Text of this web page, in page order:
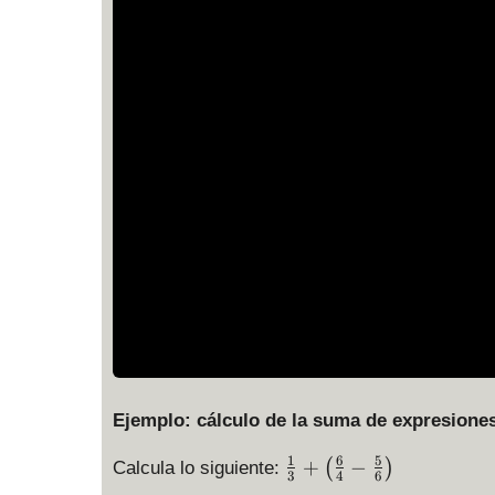
Ejemplo: cálculo de la suma de
Calcula lo siguiente: \
fr
3
1 + ( 4
6 − 6
5 )